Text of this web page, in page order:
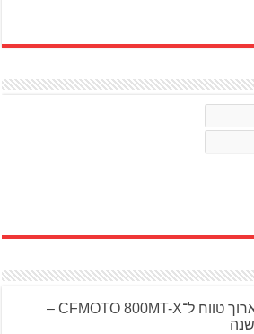
מבחן ארוך טווח ל־CFMOTO 800MT-X –